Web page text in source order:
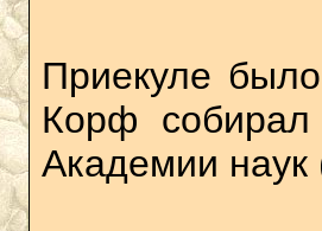
Приекуле
Корф
Академии наук